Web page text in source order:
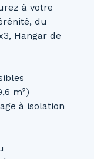
à votre
du
Hangar de
m²)
à isolation